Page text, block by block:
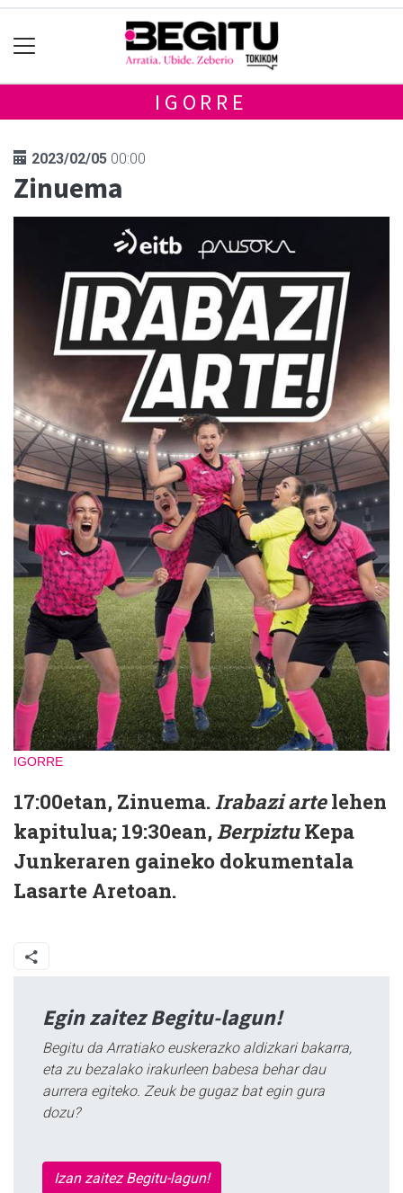
IGORRE
2023/02/05 00:00
Zinuema
IGORRE
17:00etan, Zinuema. Irabazi artelehen
kapitulua; 19:30ean, BerpiztuKepa
Junkeraren gaineko dokumentala
Lasarte Aretoan.
Egin zaitez Begitu-lagun!
Begitu da Arratiako euskerazko aldizkari bakarra,
eta zu bezalako irakurleen babesa behar dau
aurrera egiteko. Zeuk be gugaz bat egin gura
dozu?
Izan zaitez Begitu-lagun!